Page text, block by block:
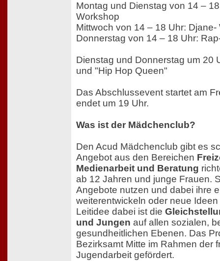
Montag und Dienstag von 14 –
Workshop
Mittwoch von 14 – 18 Uhr: Djane-
Donnerstag von 14 – 18 Uhr:
Dienstag und Donnerstag um 20
und "Hip Hop Queen"
Das Abschlussevent startet am
endet um 19 Uhr.
Was ist der Mädchenclub?
Den Acud Mädchenclub gibt es
Angebot aus den Bereichen
Medienarbeit und Beratung
ab 12 Jahren und junge Frauen.
Angebote nutzen und dabei ihre
weiterentwickeln oder neue
Leitidee dabei ist die
und Jungen auf allen sozialen,
gesundheitlichen Ebenen. Das
Bezirksamt Mitte im Rahmen der
Jugendarbeit gefördert.